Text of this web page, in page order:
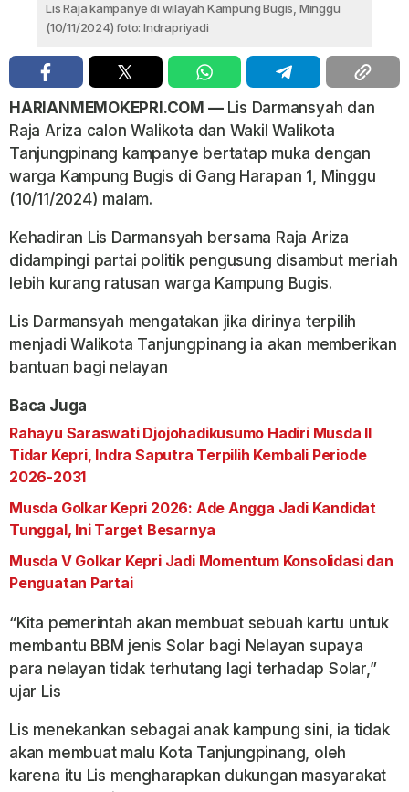
Lis Raja kampanye di wilayah Kampung Bugis, Minggu
(10/11/2024) foto: Indrapriyadi
HARIANMEMOKEPRI.COM —Lis Darmansyah dan
Raja Ariza calon Walikota dan Wakil Walikota
Tanjungpinang kampanye bertatap muka dengan
warga Kampung Bugis di Gang Harapan 1, Minggu
(10/11/2024) malam.
Kehadiran Lis Darmansyah bersama Raja Ariza
didampingi partai politik pengusung disambut meriah
lebih kurang ratusan warga Kampung Bugis.
Lis Darmansyah mengatakan jika dirinya terpilih
menjadi Walikota Tanjungpinang ia akan memberikan
bantuan bagi nelayan
Baca Juga
Rahayu Saraswati Djojohadikusumo Hadiri Musda II
Tidar Kepri, Indra Saputra Terpilih Kembali Periode
2026-2031
Musda Golkar Kepri 2026: Ade Angga Jadi Kandidat
Tunggal, Ini Target Besarnya
Musda V Golkar Kepri Jadi Momentum Konsolidasi dan
Penguatan Partai
“Kita pemerintah akan membuat sebuah kartu untuk
membantu BBM jenis Solar bagi Nelayan supaya
para nelayan tidak terhutang lagi terhadap Solar,”
ujar Lis
Lis menekankan sebagai anak kampung sini, ia tidak
akan membuat malu Kota Tanjungpinang, oleh
karena itu Lis mengharapkan dukungan masyarakat